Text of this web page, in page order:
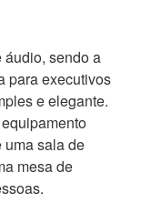
áudio, sendo a
para executivos
e elegante.
uma sala de
mesa de